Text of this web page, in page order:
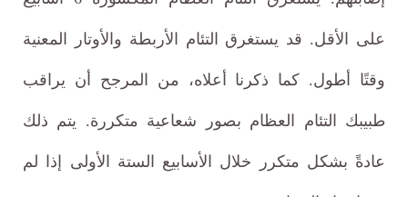
على الأقل. قد يستغرق التئام الأربطة والأوتار المعنية
وقتًا أطول. كما ذكرنا أعلاه، من المرجح أن يراقب
طبيبك التئام العظام بصور شعاعية متكررة. يتم ذلك
عادةً بشكل متكرر خلال الأسابيع الستة الأولى إذا لم